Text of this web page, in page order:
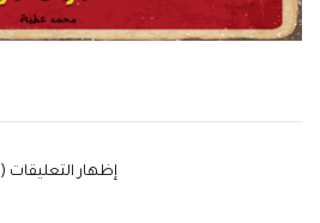
‫إظهار التعليقات (2)